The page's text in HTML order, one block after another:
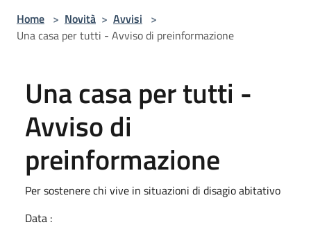
Home > Novità > Avvisi >
Una casa per tutti - Avviso di preinformazione
Una casa per tutti -
Avviso di
preinformazione
Per sostenere chi vive in situazioni di disagio abitativo
Data :